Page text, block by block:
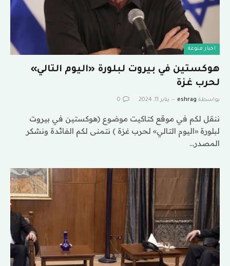
اخبار منوعة
هوكستين في بيروت لبلورة «اليوم التالي»
لحرب غزة
بواسطة eshrag يناير 11, 2024 0
ننقل لكم في موقع كتاكيت موضوع (هوكستين في بيروت
لبلورة «اليوم التالي» لحرب غزة ) نتمنى لكم الفائدة ونشكر
المصدر…